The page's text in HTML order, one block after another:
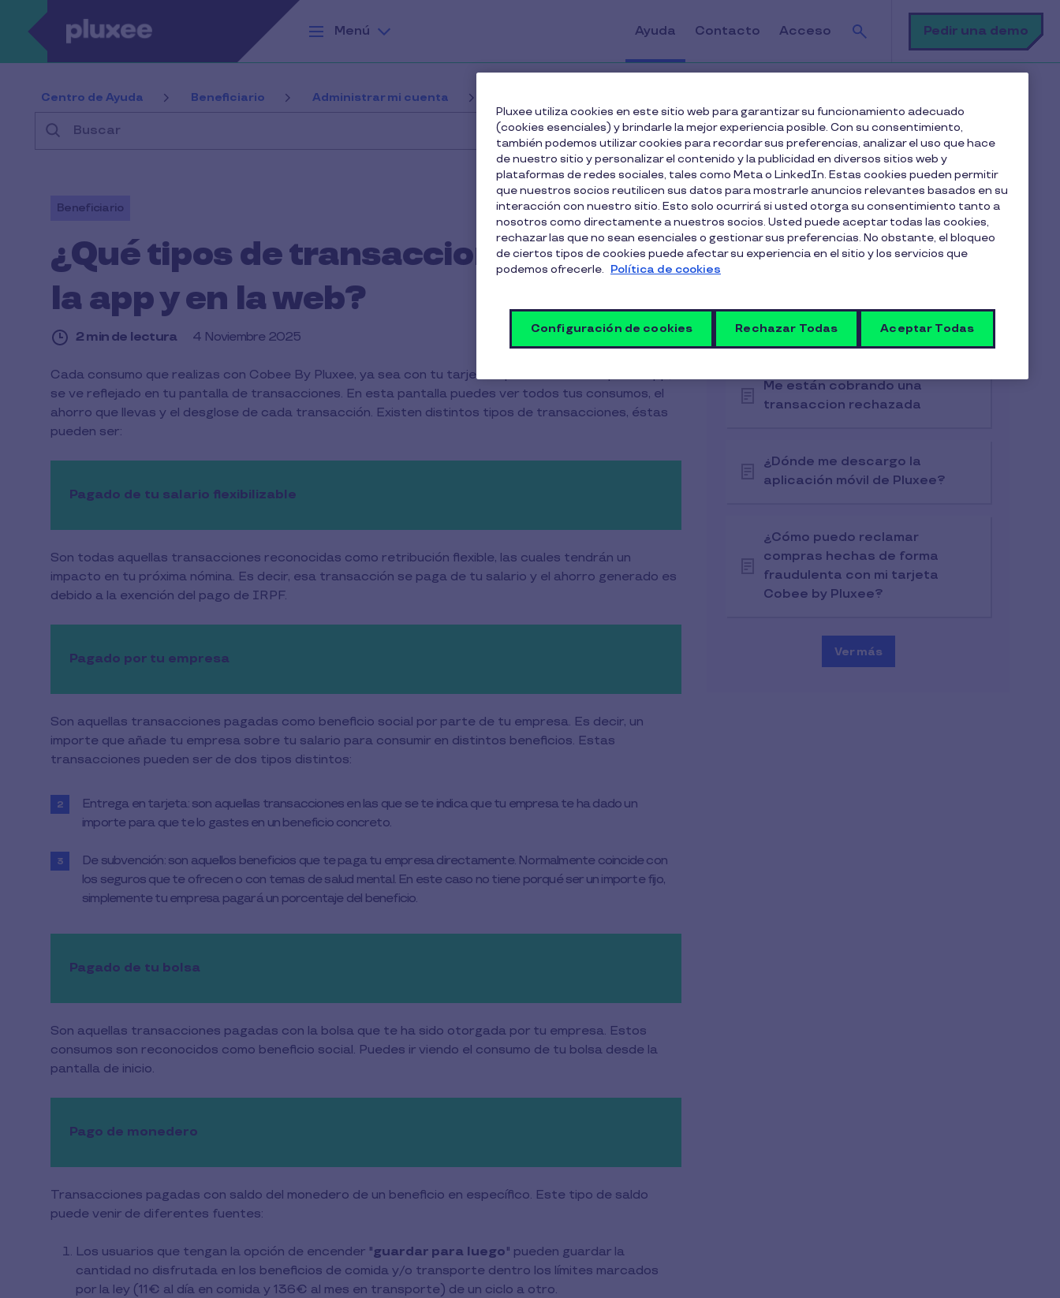
Pasar al contenido principal
Menú
Ayuda Contacto Acceso
Buscar
Pedir una demo
Centro de Ayuda Beneficiario Administrar mi cuenta
Beneficiario
¿Qué tipos de transacciones hay en
la app y en la web?
2 min de lectura 4 Noviembre 2025
2
de
lectura
Cada consumo que realizas con Cobee By Pluxee, ya sea con tu tarjeta o por una solicitud por la app,
se ve reflejado en tu pantalla de transacciones. En esta pantalla puedes ver todos tus consumos, el
ahorro que llevas y el desglose de cada transacción. Existen distintos tipos de transacciones, éstas
pueden ser:
Pagado de tu salario flexibilizable
Son todas aquellas transacciones reconocidas como retribución flexible, las cuales tendrán un
impacto en tu próxima nómina. Es decir, esa transacción se paga de tu salario y el ahorro generado es
debido a la exención del pago de IRPF.
Pagado por tu empresa
Son aquellas transacciones pagadas como beneficio social por parte de tu empresa. Es decir, un
importe que añade tu empresa sobre tu salario para consumir en distintos beneficios. Estas
transacciones pueden ser de dos tipos distintos:
Entrega en tarjeta: son aquellas transacciones en las que se te indica que tu empresa te ha dado un
importe para que te lo gastes en un beneficio concreto.
De subvención: son aquellos beneficios que te paga tu empresa directamente. Normalmente coincide con
los seguros que te ofrecen o con temas de salud mental. En este caso no tiene porqué ser un importe fijo,
simplemente tu empresa pagará un porcentaje del beneficio.
Pagado de tu bolsa
Son aquellas transacciones pagadas con la bolsa que te ha sido otorgada por tu empresa. Estos
consumos son reconocidos como beneficio social. Puedes ir viendo el consumo de tu bolsa desde la
pantalla de inicio.
Pago de monedero
Transacciones pagadas con saldo del monedero de un beneficio en específico. Este tipo de saldo
puede venir de diferentes fuentes:
Los usuarios que tengan la opción de encender "guardar para luego" pueden guardar la
cantidad no disfrutada en los beneficios de comida y/o transporte dentro los límites marcados
por la ley (11€ al día en comida y 136€ al mes en transporte) de un ciclo a otro.
Artículos en esta categoría
Administrar mi cuenta
Motivos por los que no podrás
realizar una compra.
Me están cobrando una
transaccion rechazada
¿Dónde me descargo la
aplicación móvil de Pluxee?
¿Cómo puedo reclamar
compras hechas de forma
fraudulenta con mi tarjeta
Cobee by Pluxee?
Ver más
Pluxee utiliza cookies en este sitio web para garantizar su funcionamiento adecuado
(cookies esenciales) y brindarle la mejor experiencia posible. Con su consentimiento,
también podemos utilizar cookies para recordar sus preferencias, analizar el uso que hace
de nuestro sitio y personalizar el contenido y la publicidad en diversos sitios web y
plataformas de redes sociales, tales como Meta o LinkedIn. Estas cookies pueden permitir
que nuestros socios reutilicen sus datos para mostrarle anuncios relevantes basados en su
interacción con nuestro sitio. Esto solo ocurrirá si usted otorga su consentimiento tanto a
nosotros como directamente a nuestros socios. Usted puede aceptar todas las cookies,
rechazar las que no sean esenciales o gestionar sus preferencias. No obstante, el bloqueo
de ciertos tipos de cookies puede afectar su experiencia en el sitio y los servicios que
podemos ofrecerle. Política de cookies
Configuración de cookies Rechazar Todas Aceptar Todas